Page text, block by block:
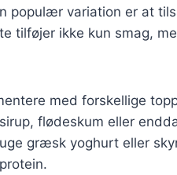
populær variation er at
tilføjer ikke kun smag,
med forskellige
flødeskum eller
græsk yoghurt eller